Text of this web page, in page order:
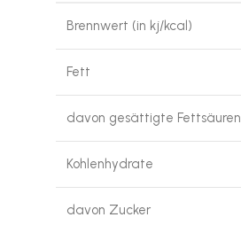
Brennwert (in kj/kcal)
Fett
davon gesättigte Fettsäuren
Kohlenhydrate
davon Zucker